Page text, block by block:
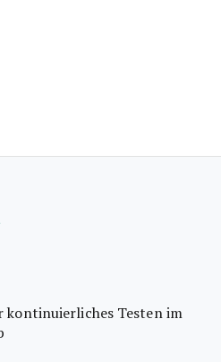
kontinuierliches Testen im